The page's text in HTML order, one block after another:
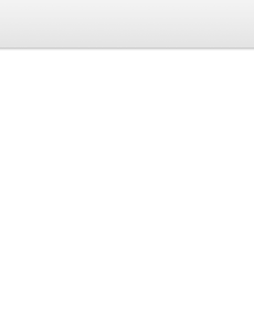
Минимальная сумма заказа 5000 р.